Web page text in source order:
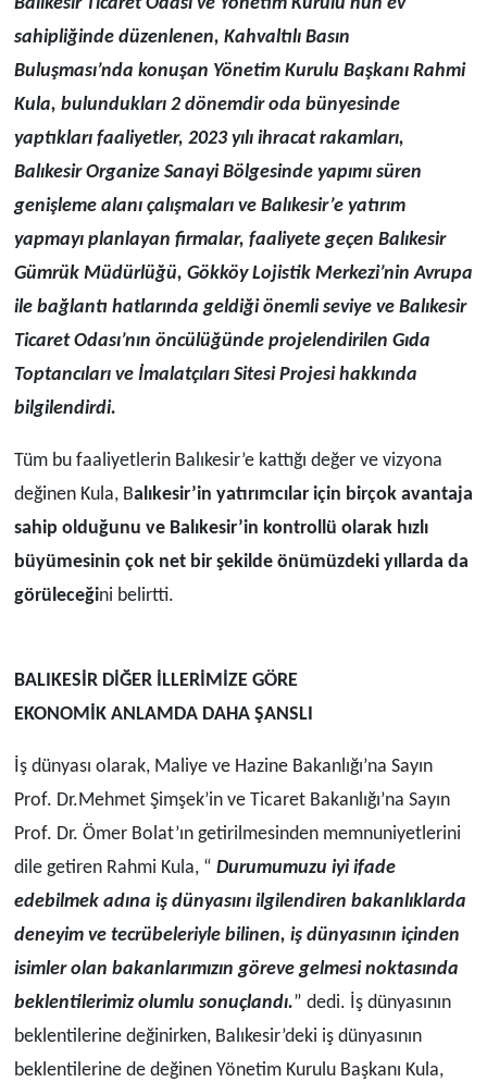
sahipliğinde düzenlenen, Kahvaltılı Basın
Buluşması’nda konuşan Yönetim Kurulu BaşkanıRahmi
Kula, bulundukları 2 dönemdir oda bünyesinde
yaptıkları faaliyetler, 2023 yılı ihracat rakamları,
Balıkesir Organize Sanayi Bölgesinde yapımı süren
genişleme alanı çalışmaları ve Balıkesir’e yatırım
yapmayı planlayan firmalar, faaliyete geçen Balıkesir
Gümrük Müdürlüğü, Gökköy Lojistik Merkezi’nin Avrupa
ile bağlantı hatlarında geldiği önemli seviye ve Balıkesir
Ticaret Odası’nın öncülüğünde projelendirilen Gıda
Toptancıları ve İmalatçıları Sitesi Projesihakkında
bilgilendirdi.
Tüm bu faaliyetlerin Balıkesir’e kattığı değer ve vizyona
değinen Kula, Balıkesir’in yatırımcılar için birçok avantaja
sahip olduğunu ve Balıkesir’in kontrollü olarak hızlı
büyümesinin çok net bir şekilde önümüzdeki yıllarda da
görüleceğini belirtti.
BALIKESİR DİĞER İLLERİMİZE GÖRE
EKONOMİK ANLAMDA DAHA ŞANSLI
İş dünyası olarak, Maliye ve Hazine Bakanlığı’na Sayın
Prof. Dr.Mehmet Şimşek’in ve Ticaret Bakanlığı’na Sayın
Prof. Dr. Ömer Bolat’ın getirilmesinden memnuniyetlerini
dile getiren Rahmi Kula, “ Durumumuzu iyi ifade
edebilmek adına iş dünyasını ilgilendiren bakanlıklarda
deneyim ve tecrübeleriyle bilinen, iş dünyasının içinden
isimler olan bakanlarımızın göreve gelmesi noktasında
beklentilerimiz olumlu sonuçlandı.” dedi. İş dünyasının
beklentilerine değinirken, Balıkesir’deki iş dünyasının
beklentilerine de değinen Yönetim Kurulu Başkanı Kula,